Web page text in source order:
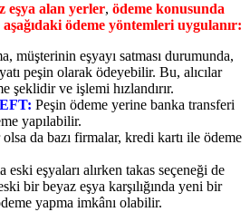
eşya alan yerler, ödeme konusunda
ödeme yöntemleri uygulanır:
müşterinin eşyayı satması durumunda,
peşin olarak ödeyebilir. Bu, alıcılar
şeklidir ve işlemi hızlandırır.
Peşin ödeme yerine banka transferi
yapılabilir.
da bazı firmalar, kredi kartı ile ödeme
eski eşyaları alırken takas seçeneği de
bir beyaz eşya karşılığında yeni bir
yapma imkânı olabilir.